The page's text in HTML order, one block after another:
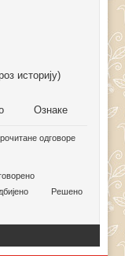
историју)
Ознаке
одговоре
Решено